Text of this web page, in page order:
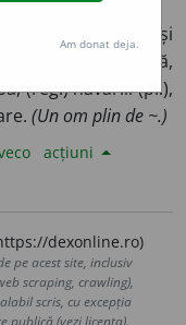
înfuriere, (pop. și
(pl.), obidă,
(reg.) năvârlii (pl.),
(Un om plin de ~.)
acțiuni
dexonline.ro)
pe acest site, inclusiv
scraping, crawling),
scris, cu excepția
publică (vezi licența).
Am donat deja.